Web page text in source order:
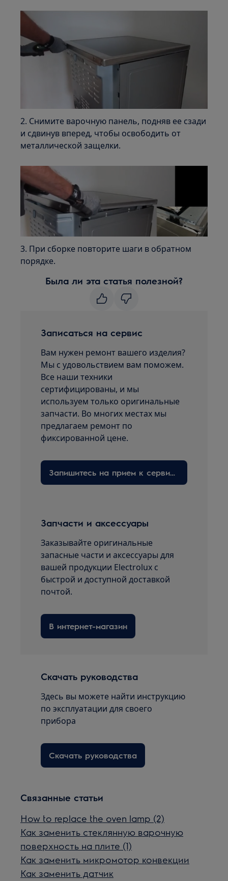
2. Снимите варочную панель, подняв ее сзади
и сдвинув вперед, чтобы освободить от
металлической защелки.
3. При сборке повторите шаги в обратном
порядке.
Была ли эта статья полезной?
Записаться на сервис
Вам нужен ремонт вашего изделия?
Мы с удовольствием вам поможем.
Все наши техники
сертифицированы, и мы
используем только оригинальные
запчасти. Во многих местах мы
предлагаем ремонт по
фиксированной цене.
Запишитесь на прием к сервисному технику здесь
Запчасти и аксессуары
Заказывайте оригинальные
запасные части и аксессуары для
вашей продукции Electrolux с
быстрой и доступной доставкой
почтой.
В интернет-магазин
Скачать руководства
Здесь вы можете найти инструкцию
по эксплуатации для своего
прибора
Скачать руководства
Связанные статьи
How to replace the oven lamp (2)
Как заменить стеклянную варочную
поверхность на плите (1)
Как заменить микромотор конвекции
Как заменить датчик